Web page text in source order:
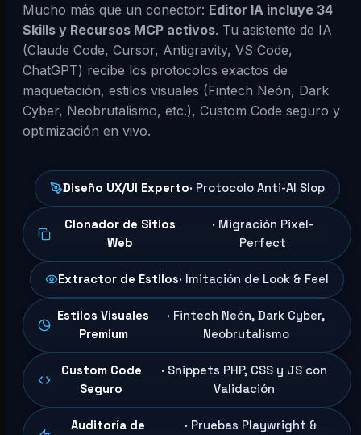
Mucho más que un conector: Editor IA incluye 34
Skills y Recursos MCP activos. Tu asistente de IA
(Claude Code, Cursor, Antigravity, VS Code,
ChatGPT) recibe los protocolos exactos de
maquetación, estilos visuales (Fintech Neón, Dark
Cyber, Neobrutalismo, etc.), Custom Code seguro y
optimización en vivo.
Diseño UX/UI Experto· Protocolo Anti-AI Slop
Clonador de Sitios
Web
· Migración Pixel-
Perfect
Extractor de Estilos· Imitación de Look & Feel
Estilos Visuales
Premium
· Fintech Neón, Dark Cyber,
Neobrutalismo
Custom Code
Seguro
· Snippets PHP, CSS y JS con
Validación
Auditoría de
· Pruebas Playwright &